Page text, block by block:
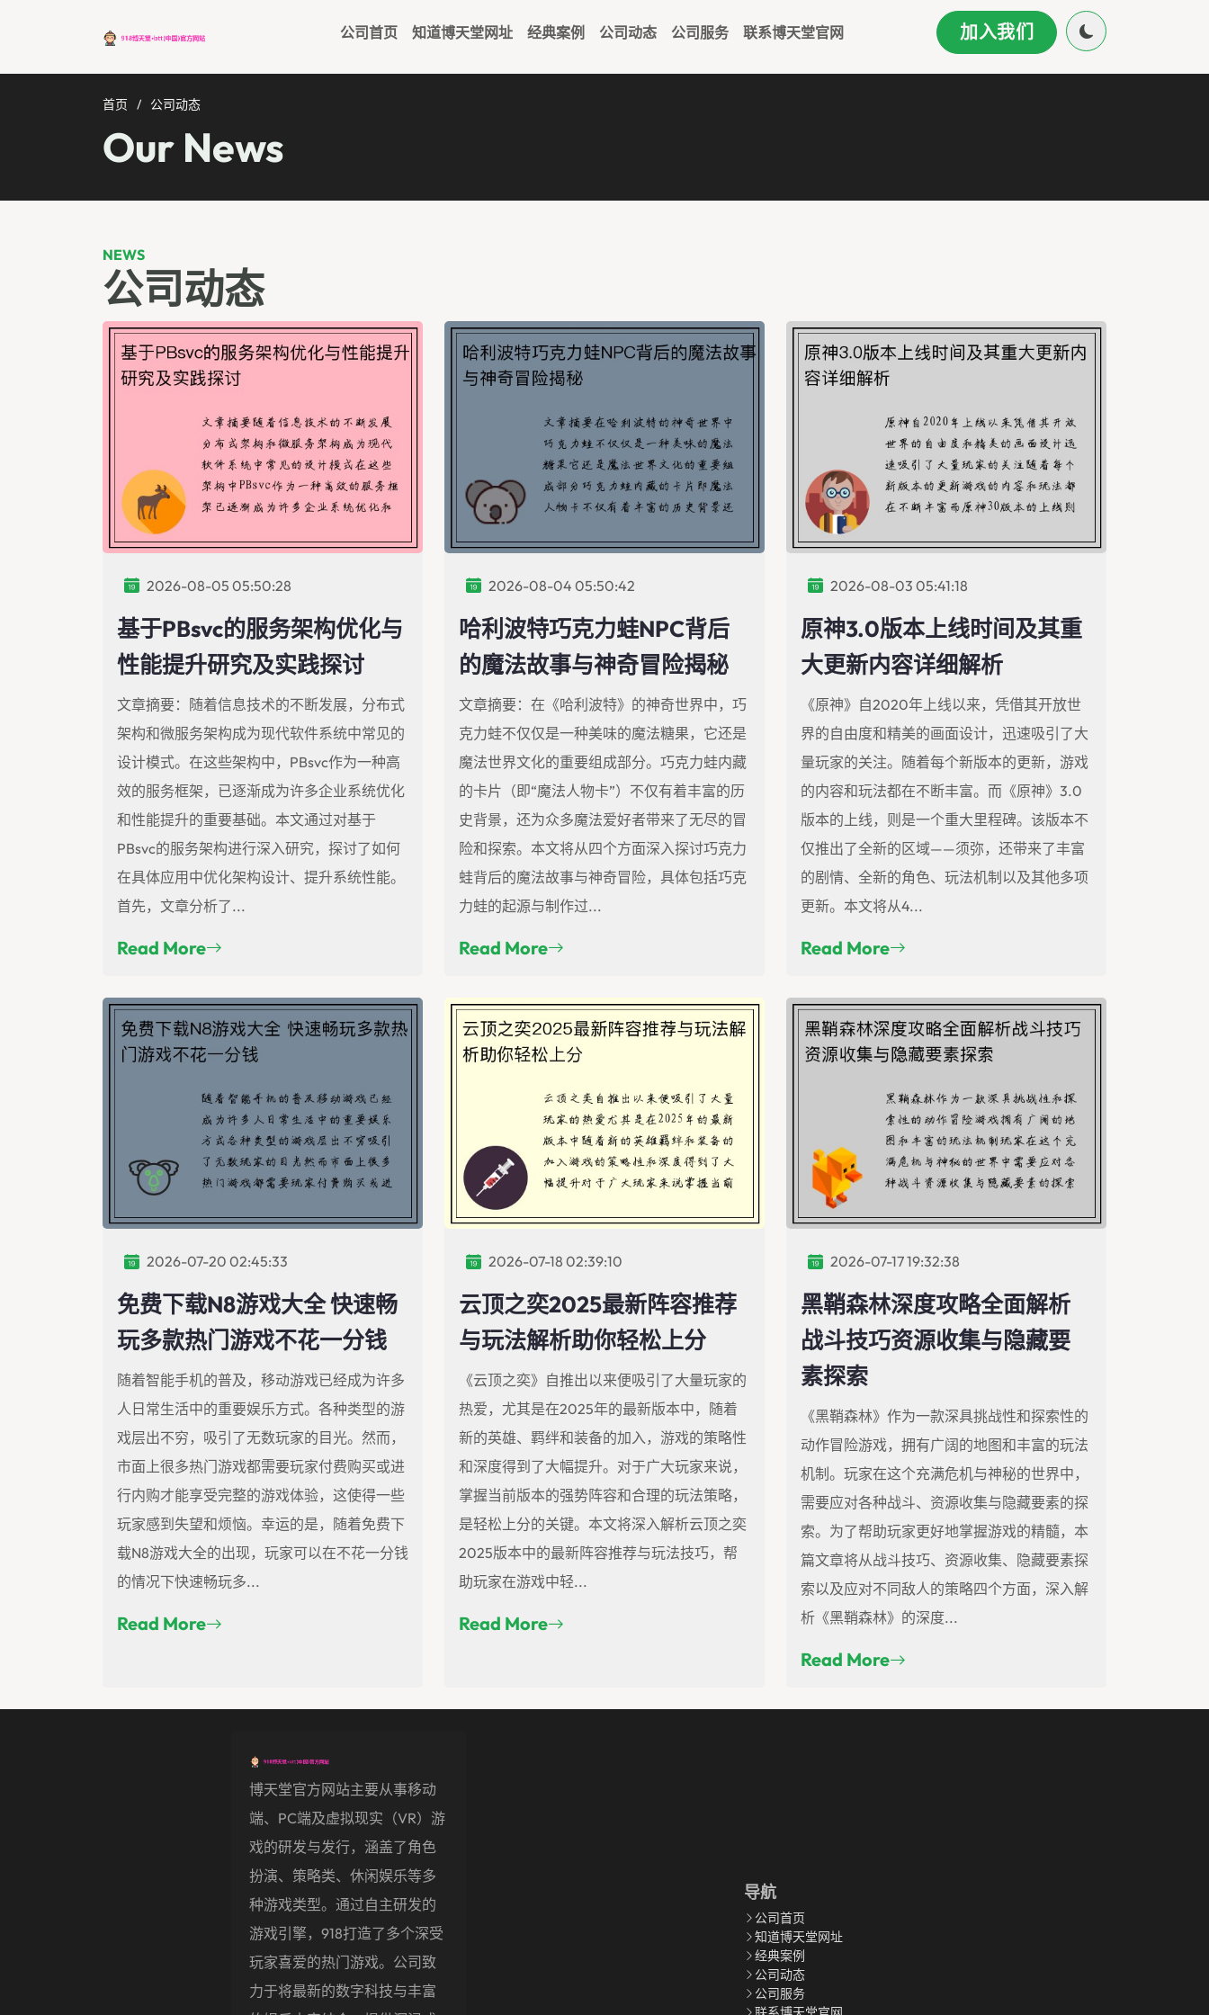
公司首页 知道博天堂网址 经典案例 公司动态 公司服务 联系博天堂官网 加入我们
首页 公司动态
Our News
NEWS
公司动态
2026-08-05 05:50:28
基于PBsvc的服务架构优化与
性能提升研究及实践探讨
文章摘要：随着信息技术的不断发展，分布式
架构和微服务架构成为现代软件系统中常见的
设计模式。在这些架构中，PBsvc作为一种高
效的服务框架，已逐渐成为许多企业系统优化
和性能提升的重要基础。本文通过对基于
PBsvc的服务架构进行深入研究，探讨了如何
在具体应用中优化架构设计、提升系统性能。
首先，文章分析了...
Read More
2026-08-04 05:50:42
哈利波特巧克力蛙NPC背后
的魔法故事与神奇冒险揭秘
文章摘要：在《哈利波特》的神奇世界中，巧
克力蛙不仅仅是一种美味的魔法糖果，它还是
魔法世界文化的重要组成部分。巧克力蛙内藏
的卡片（即“魔法人物卡”）不仅有着丰富的历
史背景，还为众多魔法爱好者带来了无尽的冒
险和探索。本文将从四个方面深入探讨巧克力
蛙背后的魔法故事与神奇冒险，具体包括巧克
力蛙的起源与制作过...
Read More
2026-08-03 05:41:18
原神3.0版本上线时间及其重
大更新内容详细解析
《原神》自2020年上线以来，凭借其开放世
界的自由度和精美的画面设计，迅速吸引了大
量玩家的关注。随着每个新版本的更新，游戏
的内容和玩法都在不断丰富。而《原神》3.0
版本的上线，则是一个重大里程碑。该版本不
仅推出了全新的区域——须弥，还带来了丰富
的剧情、全新的角色、玩法机制以及其他多项
更新。本文将从4...
Read More
2026-07-20 02:45:33
免费下载N8游戏大全 快速畅
玩多款热门游戏不花一分钱
随着智能手机的普及，移动游戏已经成为许多
人日常生活中的重要娱乐方式。各种类型的游
戏层出不穷，吸引了无数玩家的目光。然而，
市面上很多热门游戏都需要玩家付费购买或进
行内购才能享受完整的游戏体验，这使得一些
玩家感到失望和烦恼。幸运的是，随着免费下
载N8游戏大全的出现，玩家可以在不花一分钱
的情况下快速畅玩多...
Read More
2026-07-18 02:39:10
云顶之奕2025最新阵容推荐
与玩法解析助你轻松上分
《云顶之奕》自推出以来便吸引了大量玩家的
热爱，尤其是在2025年的最新版本中，随着
新的英雄、羁绊和装备的加入，游戏的策略性
和深度得到了大幅提升。对于广大玩家来说，
掌握当前版本的强势阵容和合理的玩法策略，
是轻松上分的关键。本文将深入解析云顶之奕
2025版本中的最新阵容推荐与玩法技巧，帮
助玩家在游戏中轻...
Read More
2026-07-17 19:32:38
黑鞘森林深度攻略全面解析
战斗技巧资源收集与隐藏要
素探索
《黑鞘森林》作为一款深具挑战性和探索性的
动作冒险游戏，拥有广阔的地图和丰富的玩法
机制。玩家在这个充满危机与神秘的世界中，
需要应对各种战斗、资源收集与隐藏要素的探
索。为了帮助玩家更好地掌握游戏的精髓，本
篇文章将从战斗技巧、资源收集、隐藏要素探
索以及应对不同敌人的策略四个方面，深入解
析《黑鞘森林》的深度...
Read More
博天堂官方网站主要从事移动
端、PC端及虚拟现实（VR）游
戏的研发与发行，涵盖了角色
扮演、策略类、休闲娱乐等多
种游戏类型。通过自主研发的
游戏引擎，918打造了多个深受
玩家喜爱的热门游戏。公司致
力于将最新的数字科技与丰富
导航
公司首页
知道博天堂网址
经典案例
公司动态
公司服务